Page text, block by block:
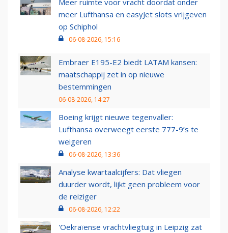
Meer ruimte voor vracht doordat onder
meer Lufthansa en easyJet slots vrijgeven
op Schiphol
06-08-2026, 15:16
Embraer E195-E2 biedt LATAM kansen:
maatschappij zet in op nieuwe
bestemmingen
06-08-2026, 14:27
Boeing krijgt nieuwe tegenvaller:
Lufthansa overweegt eerste 777-9’s te
weigeren
06-08-2026, 13:36
Analyse kwartaalcijfers: Dat vliegen
duurder wordt, lijkt geen probleem voor
de reiziger
06-08-2026, 12:22
'Oekraïense vrachtvliegtuig in Leipzig zat